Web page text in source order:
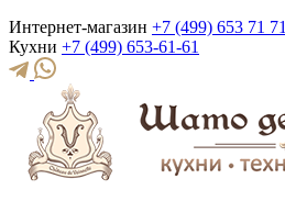
Интернет-магазин +7 (499) 653 71 71
Кухни +7 (499) 653-61-61